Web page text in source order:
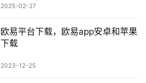
2025-02-27
欧易平台下载，欧易app安卓和苹果
下载
2023-12-25